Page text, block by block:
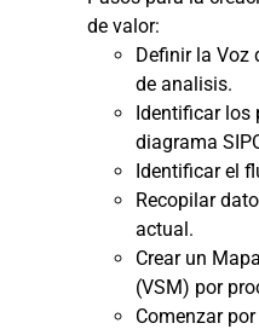
de valor:
Definir la Voz
de analisis.
Identificar los
diagrama
Identificar el
Recopilar
actual.
Crear un
(VSM) por
Comenzar